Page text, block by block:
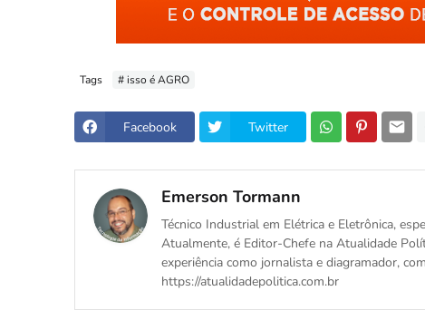
Tags # isso é AGRO
Facebook Twitter
Emerson Tormann
Técnico Industrial em Elétrica e Eletrônica,
Atualmente, é Editor-Chefe na Atualidade
experiência como jornalista e diagramador,
https://atualidadepolitica.com.br